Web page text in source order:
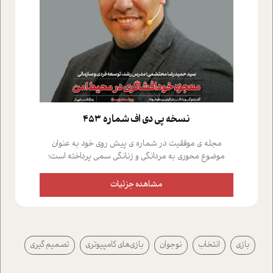
نسخه پي دي اف شماره 453
مجله ی موفقیت در شماره ی پیش روی خود به عنوان
موضوع محوری به مردانگی و زنانگی سمی پرداخته است؛
علیخواه، جامعه شناس در بخش های مختلف تلاش کرده ایم
از دریچه های گوناگون به این موضوع مهم بپردازیم.فصل
پیرامون آن آشنا می کند.در بخش دو فنجان داغ به سراغ افرادی
رفته ایم که موفقیت را در عمل به اثبات رسانده اند؛ سید
حمیدرضا محتشمی که بیست و پنجمین سال فعالیت حرفه
مشاهده جزئیات
بازی انتخاب نوجوان بازی‌های کامپیوتری تصمیم گیری